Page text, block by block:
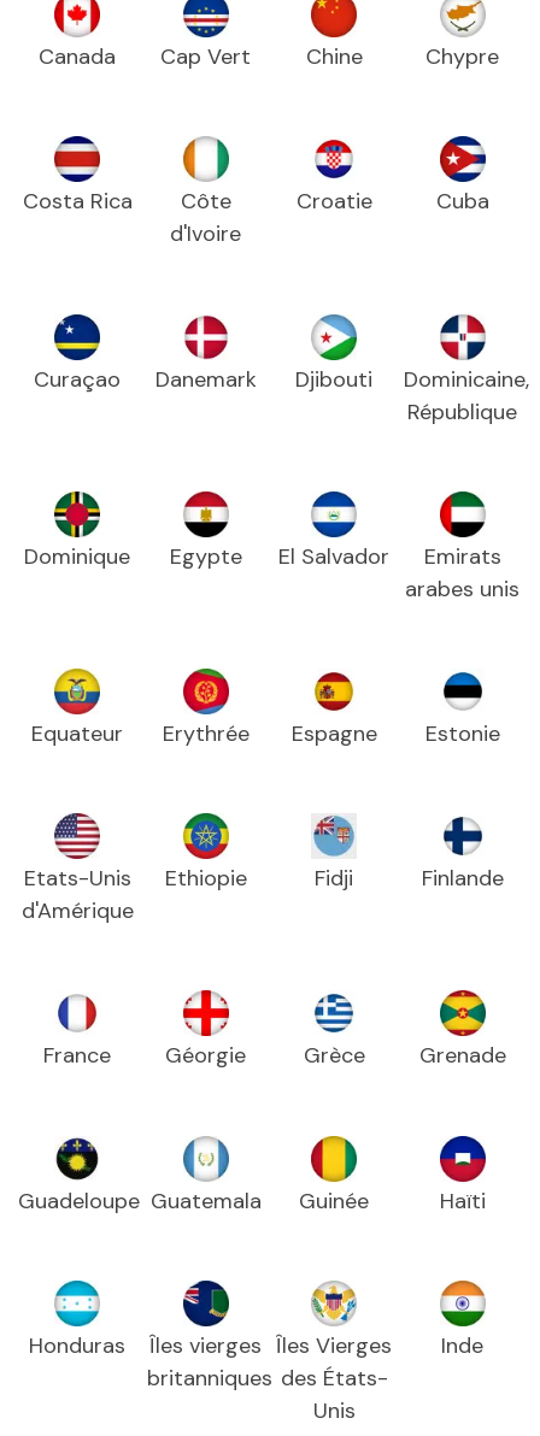
Canada Cap Vert Chine Chypre
Costa Rica
Côte
d'Ivoire
Croatie Cuba
Curaçao Danemark Djibouti
Dominicaine,
République
Dominique Egypte El Salvador
Emirats
arabes unis
Equateur Erythrée Espagne Estonie
Etats-Unis
d'Amérique
Ethiopie Fidji Finlande
France Géorgie Grèce Grenade
Guadeloupe Guatemala Guinée Haïti
Honduras
Îles vierges
britanniques
Îles Vierges
des États-
Unis
Inde